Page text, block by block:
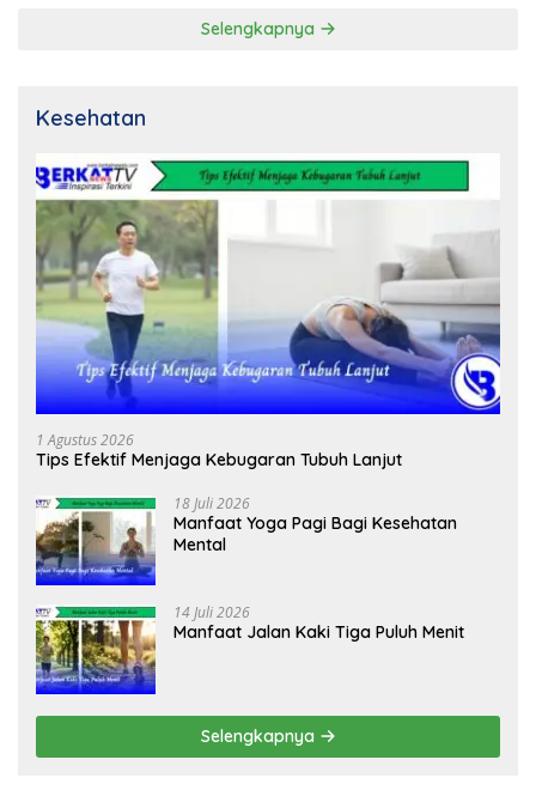
Selengkapnya
Kesehatan
1 Agustus 2026
Tips Efektif Menjaga Kebugaran Tubuh Lanjut
18 Juli 2026
Manfaat Yoga Pagi Bagi Kesehatan
Mental
14 Juli 2026
Manfaat Jalan Kaki Tiga Puluh Menit
Selengkapnya